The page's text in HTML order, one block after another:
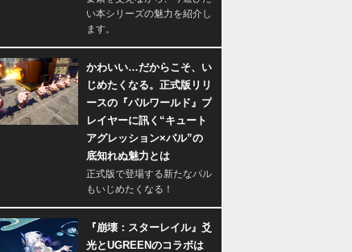
い本シリーズの魅力を紹介し
ます。
かわいい…だからこそ、い
じめたくなる。正式版リリ
ースの『パルワールド』プ
レイヤーに訊く“キュート
アグレッション×パル”の
底知れぬ魅力とは
正式版で登場する新たなパル
もいじめたくなる！
『崩壊：スターレイル』爻
光とUGREENのコラボは